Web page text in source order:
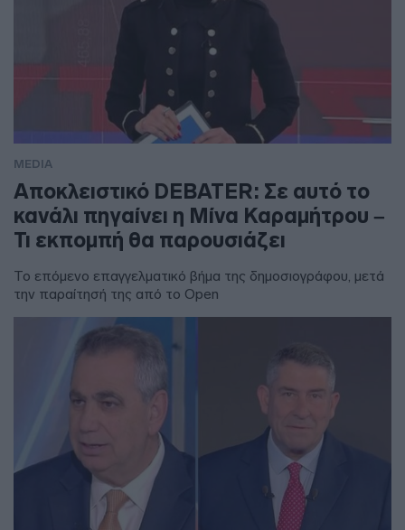
MEDIA
Αποκλειστικό DEBATER: Σε αυτό το
κανάλι πηγαίνει η Μίνα Καραμήτρου –
Τι εκπομπή θα παρουσιάζει
Το επόμενο επαγγελματικό βήμα της δημοσιογράφου, μετά
την παραίτησή της από το Open